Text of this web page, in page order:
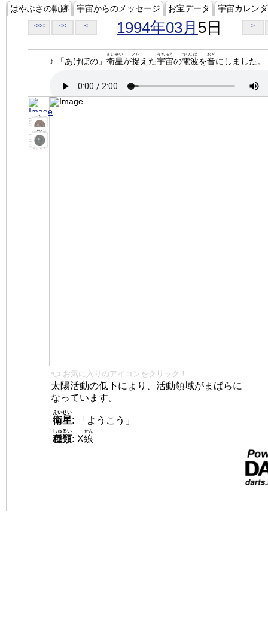
はやぶさの軌跡 宇宙からのメッセージ お宝データ 宇宙カレン
<<< << < 1994年03月 5日 >
♪ 「あけぼの」 衛星
えいせい
が捉
とら
えた宇宙
うちゅう
の電波
でんぱ
を音
おと
にしました。
👈 お気に入りのアイコンをクリック！
太陽活動の低下により、活動領域がまばらに
なっています。
衛星
えいせい
:
「ようこう」
種類
しゅるい
: X線
せん